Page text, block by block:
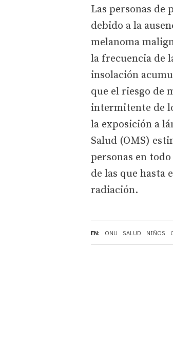
EN: ONU SALUD NIÑOS
Las personas de
debido a la
melanoma
la frecuencia de
insolación
que el riesgo de
intermitente de
la exposición a
Salud (OMS)
personas en
de las que hasta
radiación.